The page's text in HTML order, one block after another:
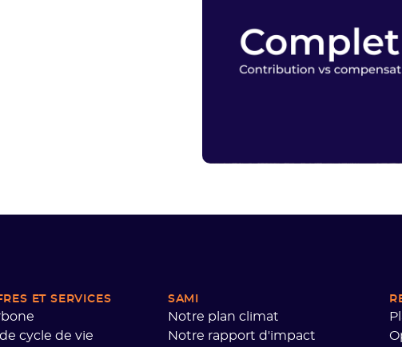
ET SERVICES
cycle de vie
SAMI
Notre plan climat
Notre rapport d'impact